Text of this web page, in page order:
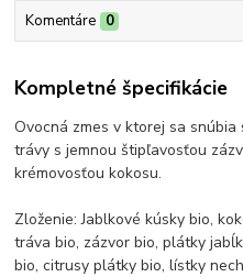
Komentáre 0
Kompletné špecifikácie
Ovocná zmes v ktorej sa
trávy s jemnou štipľavosťou
krémovosťou kokosu.
Zloženie: Jablkové kúsky bio,
tráva bio, zázvor bio, plátky
bio, citrusy plátky bio, lístky